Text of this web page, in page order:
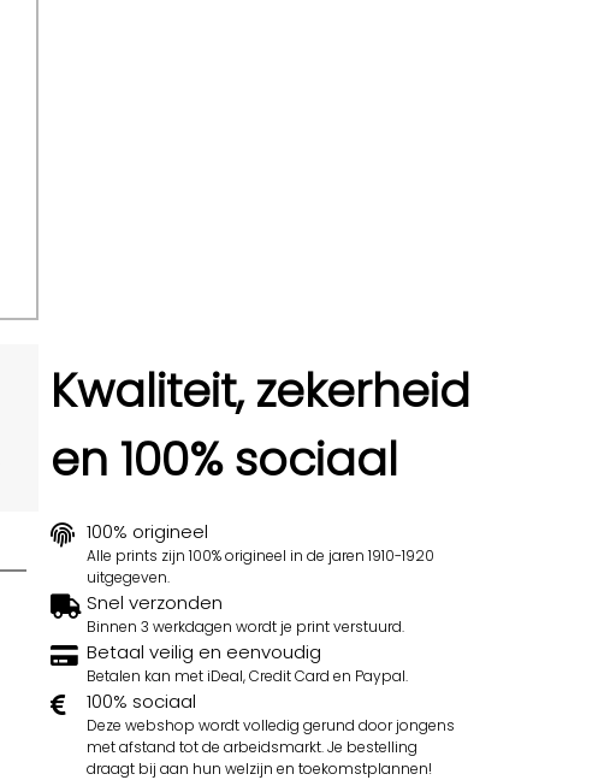
Kwaliteit, zekerheid
en 100% sociaal
100% origineel
Alle prints zijn 100% origineel in de jaren 1910-1920
uitgegeven.
Snel verzonden
Binnen 3 werkdagen wordt je print verstuurd.
Betaal veilig en eenvoudig
Betalen kan met iDeal, Credit Card en Paypal.
100% sociaal
Deze webshop wordt volledig gerund door jongens
met afstand tot de arbeidsmarkt. Je bestelling
draagt bij aan hun welzijn en toekomstplannen!